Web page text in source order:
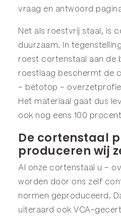
vraag en antwoord
Net als roestvrij staal, is
duurzaam. In
roest cortenstaal aan de
roestlaag beschermt de
– betotop –
Het materiaal gaat dus
ook nog eens 100
De cortenstaal
produceren wij
Al onze cortenstaal u –
worden door ons zelf
normen geproduceerd.
uiteraard ook VCA-